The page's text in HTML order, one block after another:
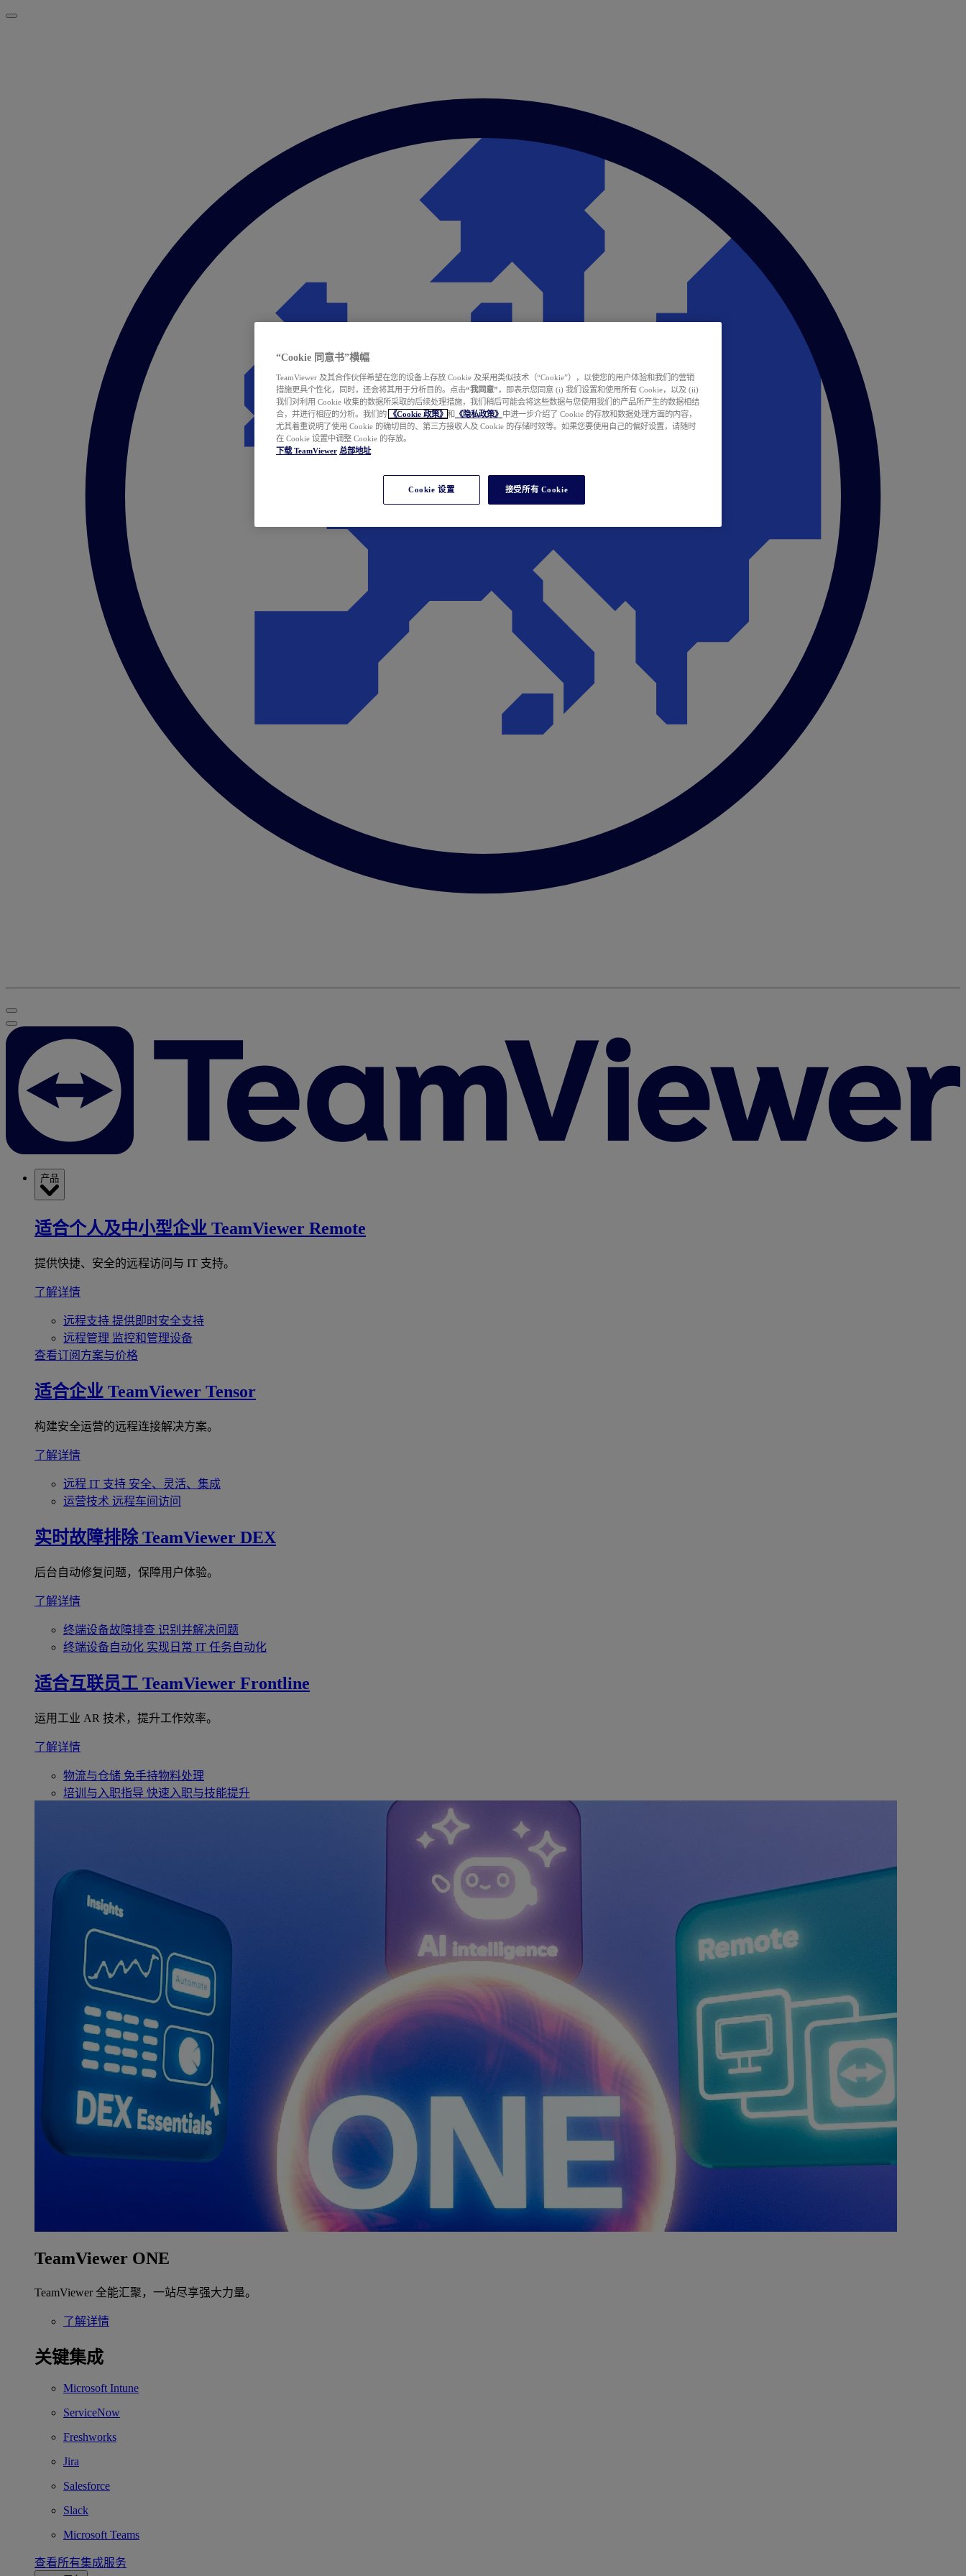
产品
适合个人及中小型企业 TeamViewer Remote
提供快捷、安全的远程访问与 IT 支持。
了解详情
远程支持 提供即时安全支持
远程管理 监控和管理设备
查看订阅方案与价格
适合企业 TeamViewer Tensor
构建安全运营的远程连接解决方案。
了解详情
远程 IT 支持 安全、灵活、集成
运营技术 远程车间访问
实时故障排除 TeamViewer DEX
后台自动修复问题，保障用户体验。
了解详情
终端设备故障排查 识别并解决问题
终端设备自动化 实现日常 IT 任务自动化
适合互联员工 TeamViewer Frontline
运用工业 AR 技术，提升工作效率。
了解详情
物流与仓储 免手持物料处理
培训与入职指导 快速入职与技能提升
TeamViewer ONE
TeamViewer 全能汇聚，一站尽享强大力量。
了解详情
关键集成
Microsoft Intune
ServiceNow
Freshworks
Jira
Salesforce
Slack
Microsoft Teams
查看所有集成服务
“Cookie 同意书”横幅
TeamViewer 及其合作伙伴希望在您的设备上存放 Cookie 及采用类似技术（“Cookie”），以使您的用户体验和我们的营销
措施更具个性化，同时，还会将其用于分析目的。点击“我同意” ，即表示您同意 (i) 我们设置和使用所有 Cookie，以及 (ii)
我们对利用 Cookie 收集的数据所采取的后续处理措施，我们稍后可能会将这些数据与您使用我们的产品所产生的数据相结
合，并进行相应的分析。我们的
《Cookie 政策》 和 《隐私政策》 中进一步介绍了 Cookie 的存放和数据处理方面的内容，
尤其着重说明了使用 Cookie 的确切目的、第三方接收人及 Cookie 的存储时效等。如果您要使用自己的偏好设置，请随时
在 Cookie 设置中调整 Cookie 的存放。
下载 TeamViewer 总部地址
Cookie 设置 接受所有 Cookie